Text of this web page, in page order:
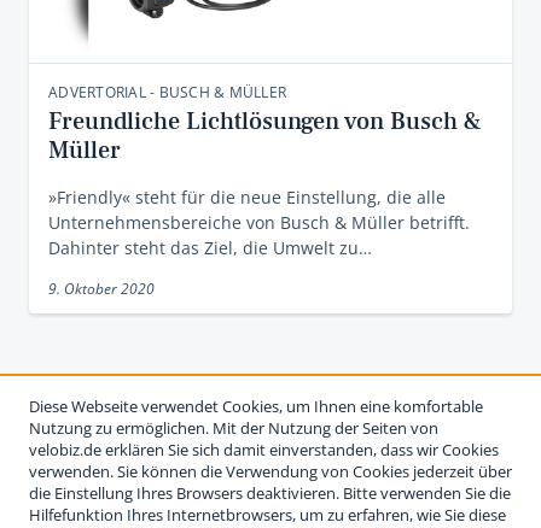
ADVERTORIAL - BUSCH & MÜLLER
Freundliche Lichtlösungen von Busch &
Müller
»Friendly« steht für die neue Einstellung, die alle
Unternehmensbereiche von Busch & Müller betrifft.
Dahinter steht das Ziel, die Umwelt zu…
9. Oktober 2020
Diese Webseite verwendet Cookies, um Ihnen eine komfortable
Nutzung zu ermöglichen. Mit der Nutzung der Seiten von
velobiz.de erklären Sie sich damit einverstanden, dass wir Cookies
verwenden. Sie können die Verwendung von Cookies jederzeit über
die Einstellung Ihres Browsers deaktivieren. Bitte verwenden Sie die
Hilfefunktion Ihres Internetbrowsers, um zu erfahren, wie Sie diese